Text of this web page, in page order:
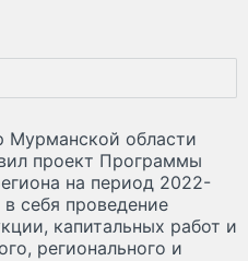
Мурманской области
проект Программы
на период 2022-
себя проведение
капитальных работ и
регионального и